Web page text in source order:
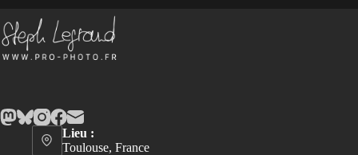
Lieu :
Toulouse, France